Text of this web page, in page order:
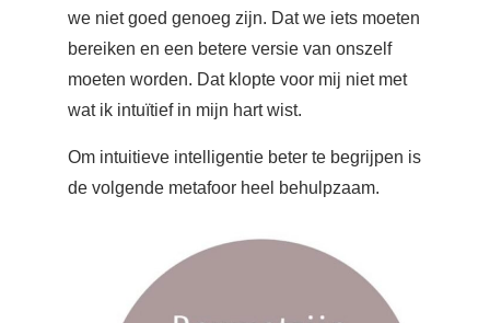
we niet goed genoeg zijn. Dat we iets moeten
bereiken en een betere versie van onszelf
moeten worden. Dat klopte voor mij niet met
wat ik intuïtief in mijn hart wist.
Om intuitieve intelligentie beter te begrijpen is
de volgende metafoor heel behulpzaam.